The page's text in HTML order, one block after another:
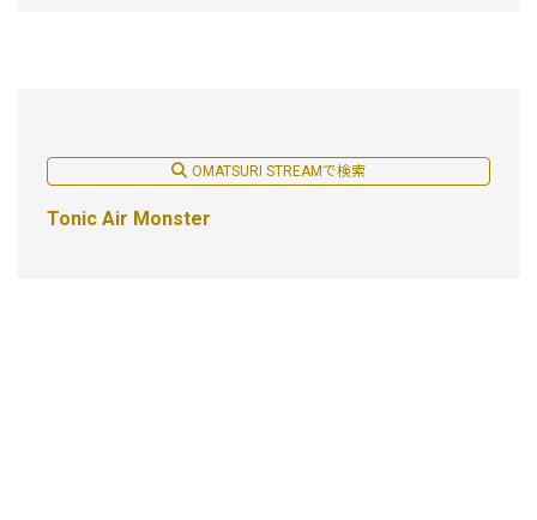
OMATSURI STREAMで検索
Tonic Air Monster